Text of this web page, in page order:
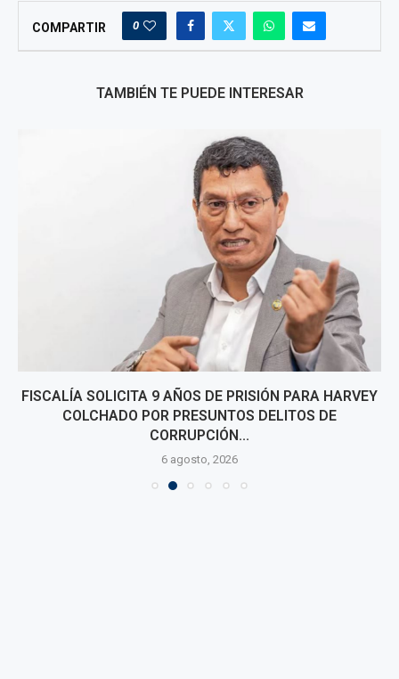
COMPARTIR 0
TAMBIÉN TE PUEDE INTERESAR
FISCALÍA SOLICITA 9 AÑOS DE PRISIÓN PARA HARVEY
COLCHADO POR PRESUNTOS DELITOS DE
CORRUPCIÓN...
6 agosto, 2026